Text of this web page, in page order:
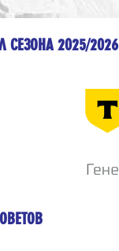
СЕЗОНА 2025/2026